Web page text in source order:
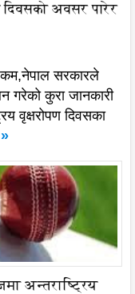
अवसर पारेर
कम,नेपाल सरकारले
गरेको कुरा जानकारी
वृक्षरोपण दिवसका
अन्तराष्ट्रिय